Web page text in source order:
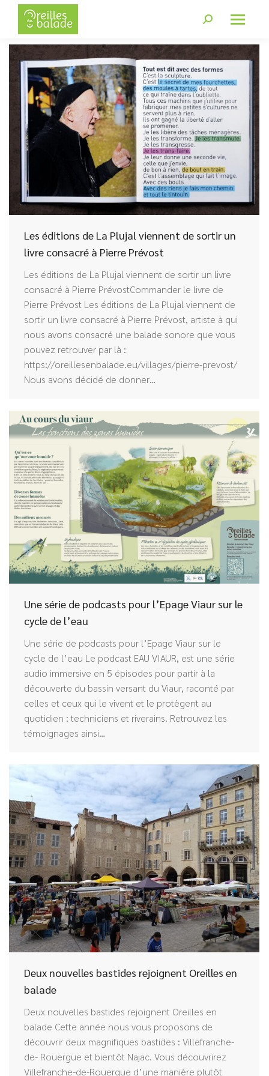
Les éditions de La Plujal viennent de sortir un
livre consacré à Pierre Prévost
Les éditions de La Plujal viennent de sortir un livre
consacré à Pierre PrévostCommander le livre de
Pierre Prévost Les éditions de La Plujal viennent de
sortir un livre consacré à Pierre Prévost, artiste à qui
nous avons consacré une balade sonore que vous
pouvez retrouver par là :
https://oreillesenbalade.eu/villages/pierre-prevost/
Nous avons décidé de donner…
Une série de podcasts pour l’Epage Viaur sur le
cycle de l’eau
Une série de podcasts pour l’Epage Viaur sur le
cycle de l’eau Le podcast EAU VIAUR, est une série
audio immersive en 5 épisodes pour partir à la
découverte du bassin versant du Viaur, raconté par
celles et ceux qui le vivent et le protègent au
quotidien : techniciens et riverains. Retrouvez les
témoignages ainsi…
Deux nouvelles bastides rejoignent Oreilles en
balade
Deux nouvelles bastides rejoignent Oreilles en
balade Cette année nous vous proposons de
découvrir deux magnifiques bastides : Villefranche-
de- Rouergue et bientôt Najac. Vous découvrirez
Villefranche-de-Rouergue d’une manière plutôt